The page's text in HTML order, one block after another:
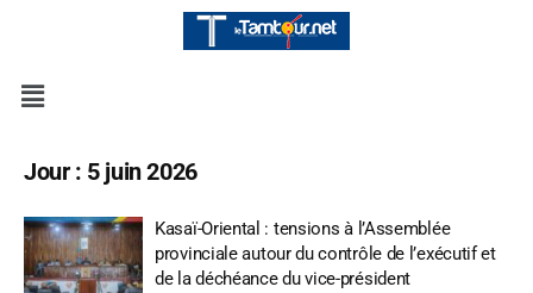
Jour : 5 juin 2026
Kasaï-Oriental : tensions à l’Assemblée
provinciale autour du contrôle de l’exécutif et
de la déchéance du vice-président